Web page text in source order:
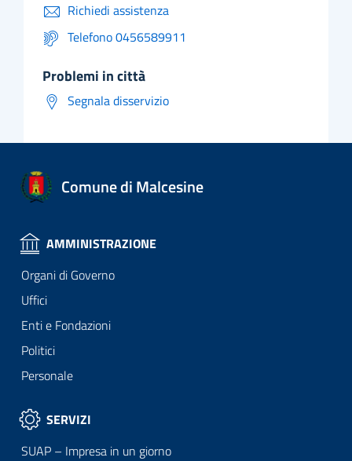
Richiedi assistenza
Telefono 0456589911
problemi in città
Segnala disservizio
Comune di Malcesine
AMMINISTRAZIONE
Organi di Governo
Uffici
Enti e Fondazioni
Politici
Personale
SERVIZI
SUAP – Impresa in un giorno